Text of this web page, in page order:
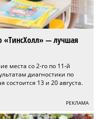
«ТинсХолл» — лучшая
места со 2-го по 11-й
диагностики по
состоится 13 и 20 августа.
РЕКЛАМА